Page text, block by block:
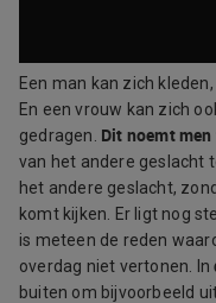
Een man kan zich
En een vrouw kan zich
gedragen. Dit noemt
van het andere geslacht
het andere geslacht,
komt kijken. Er ligt nog
is meteen de reden
overdag niet vertonen. In
buiten om bijvoorbeeld